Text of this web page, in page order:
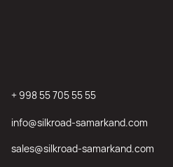
+ 998 55 705 55 55
info@silkroad-samarkand.com
sales@silkroad-samarkand.com